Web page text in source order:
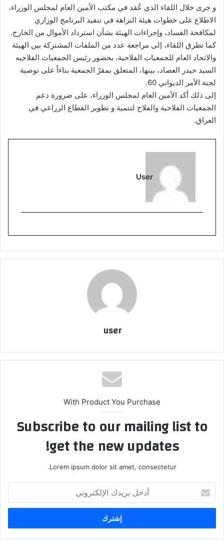
و جرى خلال اللقاء الذي عُقد في مكتب الأمين العام لمجلس الوزراء،
الاطلاع على خطوات هيئة النزاهة في تنفيذ البرنامج الوزاري
لمكافحة الفساد، وإجراءات الهيئة بشأن استرداد الأموال من الخارج.
كما تطرق اللقاء، إلى مراجعة عدد من الملفات المشتركة بين الهيئة
والاتحاد العام للجمعيات الفلاحية، بحضور رئيس الجمعيات الفلاحيه
السيد حيدر العصاد، بينها، المتعلق بمقرّ الجمعية بناءاً على توصية
لجنة الأمر الديواني 60.
إلى ذلك أكد الأمين العام لمجلس الوزراء، على ضرورة دعم
الجمعيات الفلاحية والفلاح لتنمية و تطوير القطاع الزراعي في
العراق.
User
user
With Product You Purchase
Subscribe to our mailing list to
get the new updates!
Lorem ipsum dolor sit amet, consectetur.
بريدك
الإلكتروني